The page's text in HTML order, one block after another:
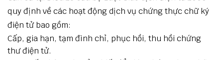
quy định về các hoạt động dịch vụ chứng thực chữ ký
điện tử bao gồm:
Cấp, gia hạn, tạm đình chỉ, phục hồi, thu hồi chứng
thư điện tử.